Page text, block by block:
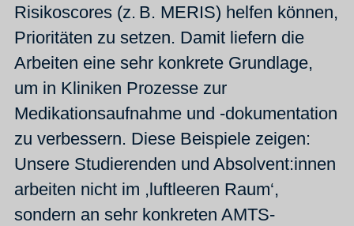
Risikoscores (z. B. MERIS) helfen können,
Prioritäten zu setzen. Damit liefern die
Arbeiten eine sehr konkrete Grundlage,
um in Kliniken Prozesse zur
Medikationsaufnahme und -dokumentation
zu verbessern. Diese Beispiele zeigen:
Unsere Studierenden und Absolvent:innen
arbeiten nicht im ,luftleeren Raum‘,
sondern an sehr konkreten AMTS-